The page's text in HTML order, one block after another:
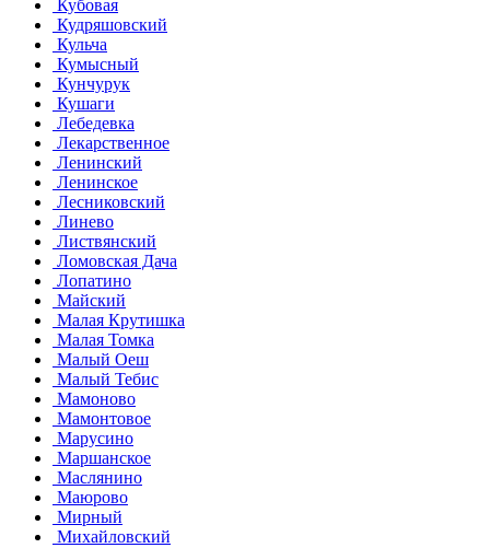
Кубовая
Кудряшовский
Кульча
Кумысный
Кунчурук
Кушаги
Лебедевка
Лекарственное
Ленинский
Ленинское
Лесниковский
Линево
Листвянский
Ломовская Дача
Лопатино
Майский
Малая Крутишка
Малая Томка
Малый Оеш
Малый Тебис
Мамоново
Мамонтовое
Марусино
Маршанское
Маслянино
Маюрово
Мирный
Михайловский